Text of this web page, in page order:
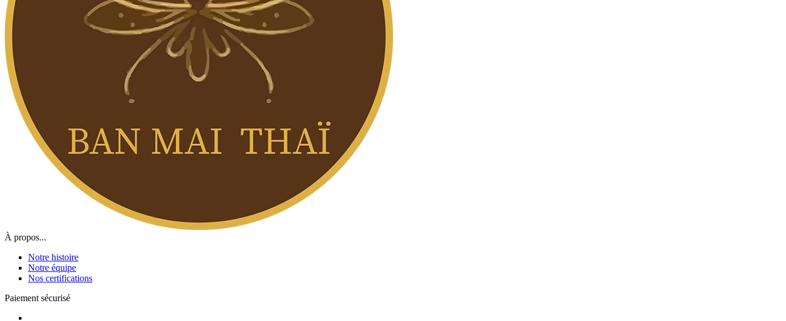
À propos...
Notre histoire
Notre équipe
Nos certifications
Paiement sécurisé